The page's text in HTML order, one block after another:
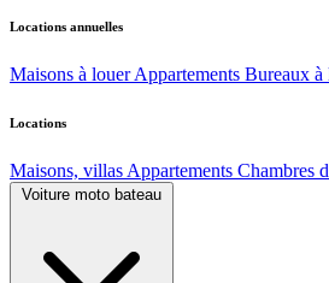
Locations annuelles
Maisons à louer Appartements Bureaux à
Locations
Maisons, villas Appartements Chambres
Voiture moto bateau